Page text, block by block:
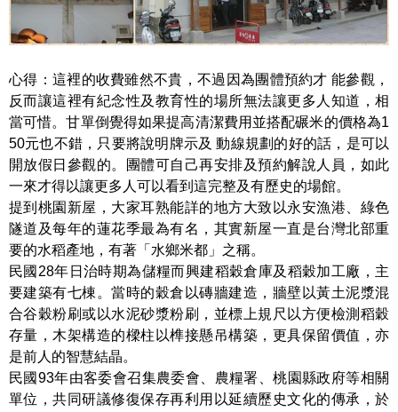
心得：這裡的收費雖然不貴，不過因為團體預約才 能參觀，
反而讓這裡有紀念性及教育性的場所無法讓更多人知道，相
當可惜。甘單倒覺得如果提高清潔費用並搭配碾米的價格為1
50元也不錯，只要將說明牌示及 動線規劃的好的話，是可以
開放假日參觀的。團體可自己再安排及預約解說人員，如此
一來才得以讓更多人可以看到這完整及有歷史的場館。
提到桃園新屋，大家耳熟能詳的地方大致以永安漁港、綠色
隧道及每年的蓮花季最為有名，其實新屋一直是台灣北部重
要的水稻產地，有著「水鄉米都」之稱。
民國28年日治時期為儲糧而興建稻穀倉庫及稻穀加工廠，主
要建築有七棟。當時的穀倉以磚牆建造，牆壁以黃土泥漿混
合谷穀粉刷或以水泥砂漿粉刷，並標上規尺以方便檢測稻穀
存量，木架構造的樑柱以榫接懸吊構築，更具保留價值，亦
是前人的智慧結晶。
民國93年由客委會召集農委會、農糧署、桃園縣政府等相關
單位，共同研議修復保存再利用以延續歷史文化的傳承，於